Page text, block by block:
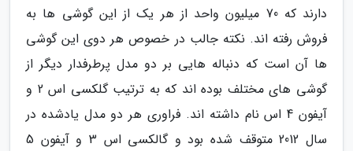
دارند که 70 میلیون واحد از هر یک از این گوشی ها به
فروش رفته اند. نکته جالب در خصوص هر دوی این گوشی
ها آن است که دنباله هایی بر دو مدل پرطرفدار دیگر از
گوشی های مختلف بوده اند که به ترتیب گلکسی اس 2 و
آیفون 4 اس نام داشته اند. فراوری هر دو مدل یادشده در
سال 2012 متوقف شده بود و گالکسی اس 3 و آیفون 5